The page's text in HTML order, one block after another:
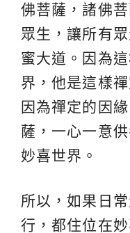
佛菩薩，諸佛
眾生，讓所有
蜜大道。因為
界，他是這樣
因為禪定的因
薩，一心一意
妙喜世界。
所以，如果日
行，都住位在